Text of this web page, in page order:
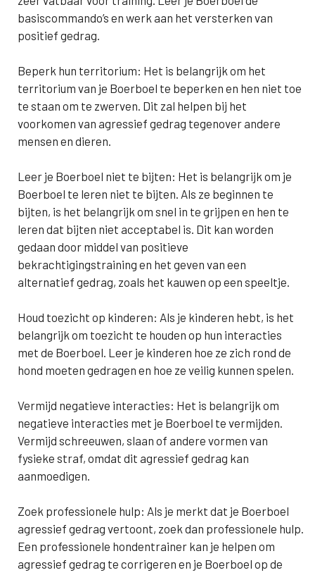
basiscommando’s en werk aan het versterken van
positief gedrag.
Beperk hun territorium: Het is belangrijk om het
territorium van je Boerboel te beperken en hen niet toe
te staan om te zwerven. Dit zal helpen bij het
voorkomen van agressief gedrag tegenover andere
mensen en dieren.
Leer je Boerboel niet te bijten: Het is belangrijk om je
Boerboel te leren niet te bijten. Als ze beginnen te
bijten, is het belangrijk om snel in te grijpen en hen te
leren dat bijten niet acceptabel is. Dit kan worden
gedaan door middel van positieve
bekrachtigingstraining en het geven van een
alternatief gedrag, zoals het kauwen op een speeltje.
Houd toezicht op kinderen: Als je kinderen hebt, is het
belangrijk om toezicht te houden op hun interacties
met de Boerboel. Leer je kinderen hoe ze zich rond de
hond moeten gedragen en hoe ze veilig kunnen spelen.
Vermijd negatieve interacties: Het is belangrijk om
negatieve interacties met je Boerboel te vermijden.
Vermijd schreeuwen, slaan of andere vormen van
fysieke straf, omdat dit agressief gedrag kan
aanmoedigen.
Zoek professionele hulp: Als je merkt dat je Boerboel
agressief gedrag vertoont, zoek dan professionele hulp.
Een professionele hondentrainer kan je helpen om
agressief gedrag te corrigeren en je Boerboel op de